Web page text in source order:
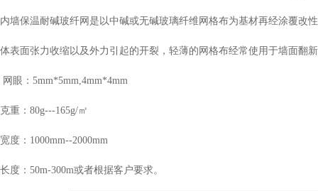
内墙保温耐碱玻纤网是以中碱或无碱玻璃纤维网格布为基材再经涂覆改
体表面张力收缩以及外力引起的开裂，轻薄的网格布经常使用于墙
网眼：5mm*5mm,4mm*4mm
克重：80g---165g/㎡
宽度：1000mm--2000mm
长度：50m-300m或者根据客户要求。